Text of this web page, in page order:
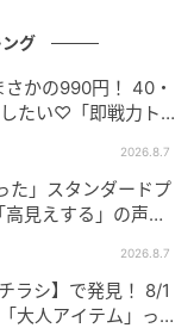
グ
さかの990円！ 40・
たい♡「即戦力ト
2026.8.7
た」スタンダードプ
見えする」の声。
2026.8.7
ラシ】で発見！ 8/1
大人アイテム」っ